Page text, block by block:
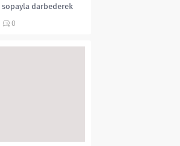
darbederek
0